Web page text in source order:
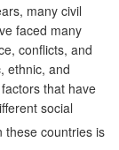
many civil
faced many
conflicts, and
ethnic, and
that have
social
these countries is